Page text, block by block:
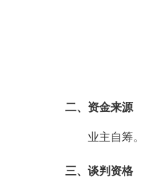
二、资金来源
业主自筹。
三、谈判资格